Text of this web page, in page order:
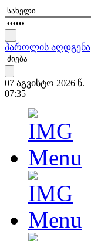
პაროლის აღდგენა
07 აგვისტო 2026 წ.
07:35